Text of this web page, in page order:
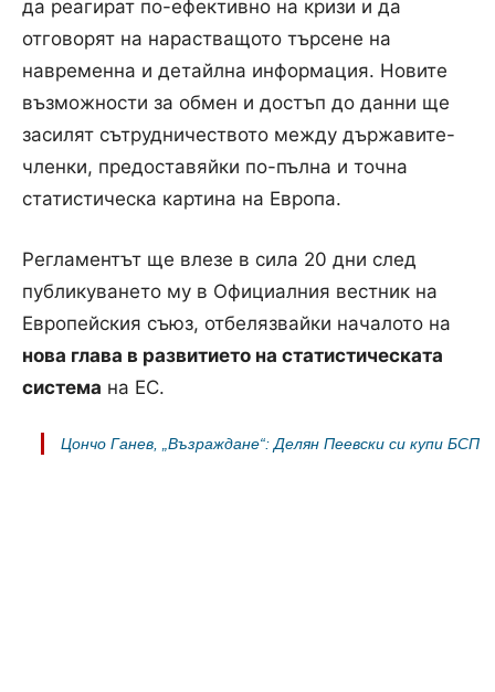
да реагират по-ефективно на кризи и да
отговорят на нарастващото търсене на
навременна и детайлна информация. Новите
възможности за обмен и достъп до данни ще
засилят сътрудничеството между държавите-
членки, предоставяйки по-пълна и точна
статистическа картина на Европа.
Регламентът ще влезе в сила 20 дни след
публикуването му в Официалния вестник на
Европейския съюз, отбелязвайки началото на
нова глава в развитието на статистическата
система на ЕС.
Цончо Ганев, „Възраждане“: Делян Пеевски си купи БСП